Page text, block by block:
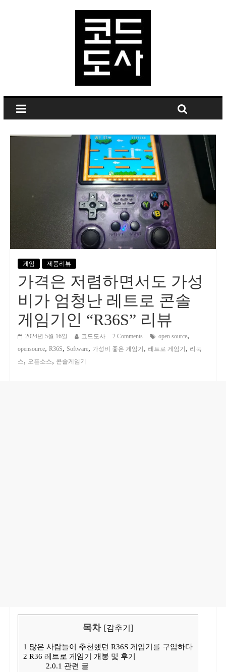
게임 제품리뷰
가격은 저렴하면서도 가성
비가 엄청난 레트로 콘솔
게임기인 “R36S” 리뷰
2024년 5월 16일 코드도사 2 Comments open source,
opensource, R36S, Software, 가성비 좋은 게임기 , 레트로 게임기 , 리눅
스, 오픈소스, 콘솔게임기
목차 [감추기]
1 많은 사람들이 추천했던 R36S 게임기를 구입하다
2 R36 레트로 게임기 개봉 및 후기
2.0.1 관련 글